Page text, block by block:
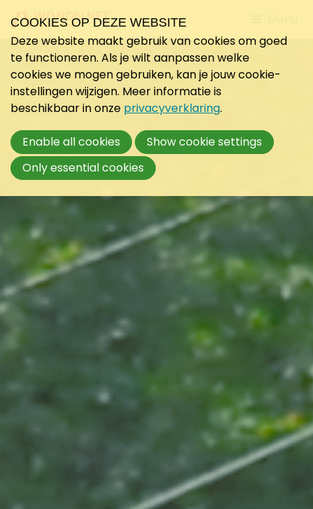
to
COOKIES OP DEZE WEBSITE
Deze website maakt gebruik van cookies om goed
te functioneren. Als je wilt aanpassen welke
cookies we mogen gebruiken, kan je jouw cookie-
instellingen wijzigen. Meer informatie is
beschikbaar in onze privacyverklaring.
Enable all cookies
Show cookie settings
Only essential cookies